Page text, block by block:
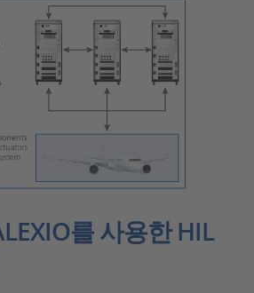
를 사용한 HIL